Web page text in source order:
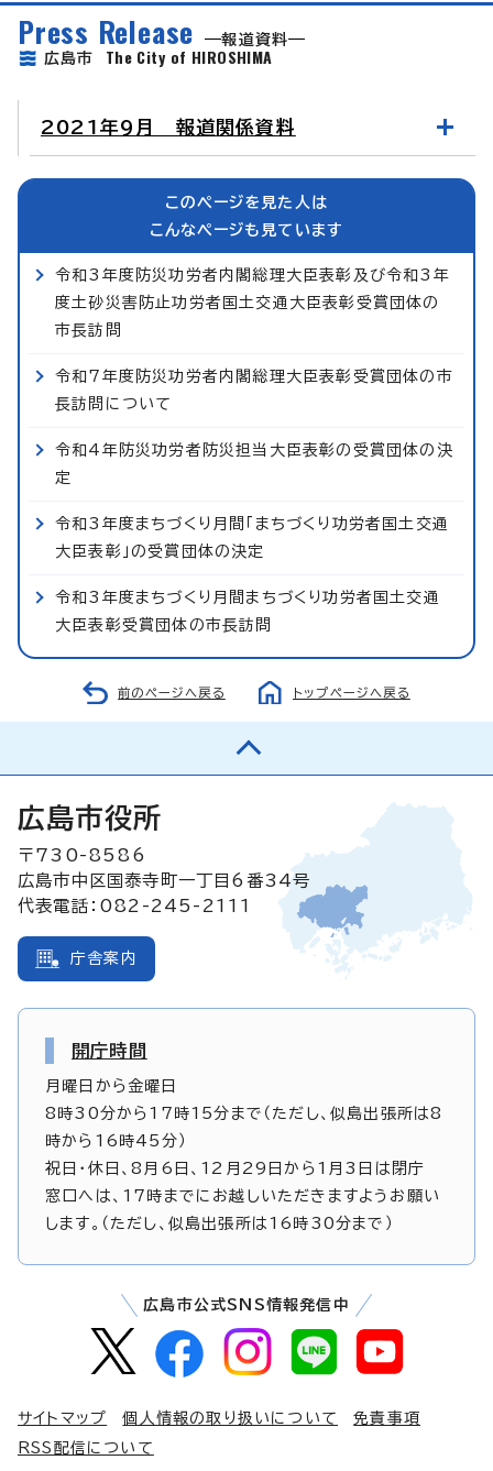
Press Release
報道資料
広島市 The City of HIROSHIMA
2021年9月 報道関係資料
このページを見た人は
こんなページも見ています
令和3年度防災功労者内閣総理大臣表彰及び令和3年
度土砂災害防止功労者国土交通大臣表彰受賞団体の
市長訪問
令和7年度防災功労者内閣総理大臣表彰受賞団体の市
長訪問について
令和4年防災功労者防災担当大臣表彰の受賞団体の決
定
令和3年度まちづくり月間「まちづくり功労者国土交通
大臣表彰」の受賞団体の決定
令和3年度まちづくり月間まちづくり功労者国土交通
大臣表彰受賞団体の市長訪問
前のページへ戻る トップページへ戻る
広島市役所
〒730-8586
広島市中区国泰寺町一丁目6番34号
代表電話：082-245-2111
庁舎案内
開庁時間
月曜日から金曜日
8時30分から17時15分まで（ただし、似島出張所は8
時から16時45分）
祝日・休日、8月6日、12月29日から1月3日は閉庁
窓口へは、17時までにお越しいただきますようお願い
します。（ただし、似島出張所は16時30分まで）
広島市公式SNS情報発信中
サイトマップ 個人情報の取り扱いについて
免責事項
RSS配信について